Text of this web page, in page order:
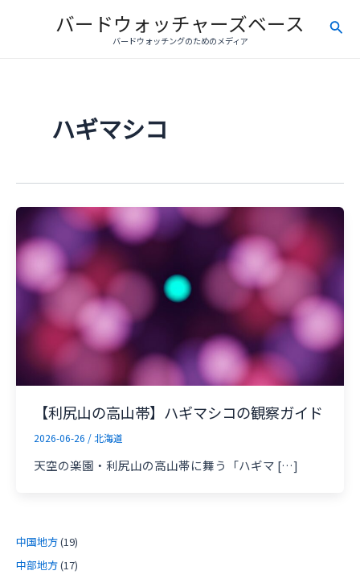
バードウォッチャーズベース
バードウォッチングのためのメディア
検
ハギマシコ
【利尻山の高山帯】ハギマシコの観察ガイド
2026-06-26 /北海道
天空の楽園・利尻山の高山帯に舞う「ハギマ […]
中国地方(19)
中部地方(17)